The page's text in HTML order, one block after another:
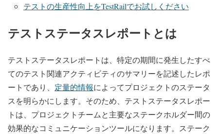
テストの生産性向上をTestRailでお試しください
テストステータスレポートとは
テストステータスレポートは、特定の期間に発生したすべ
てのテスト関連アクティビティのサマリーを記述したレポ
ートであり、 定量的情報によってプロジェクトのステータ
スを明らかにします。そのため、テストステータスレポー
トは、プロジェクトチームと主要なステークホルダー間の
効果的なコミュニケーションツールになります。ステーク